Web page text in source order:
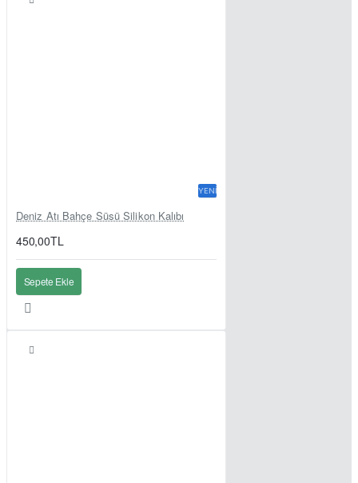
YENI
Deniz Atı Bahçe Süsü Silikon Kalıbı
450,00TL
Sepete Ekle